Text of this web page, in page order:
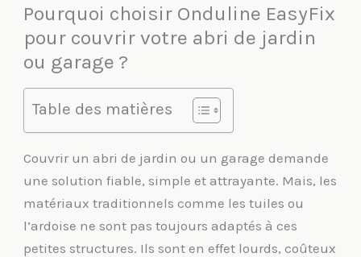
Pourquoi choisir Onduline EasyFix
pour couvrir votre abri de jardin
ou garage ?
Table des matières
Couvrir un abri de jardin ou un garage demande
une solution fiable, simple et attrayante. Mais, les
matériaux traditionnels comme les tuiles ou
l’ardoise ne sont pas toujours adaptés à ces
petites structures. Ils sont en effet lourds, coûteux